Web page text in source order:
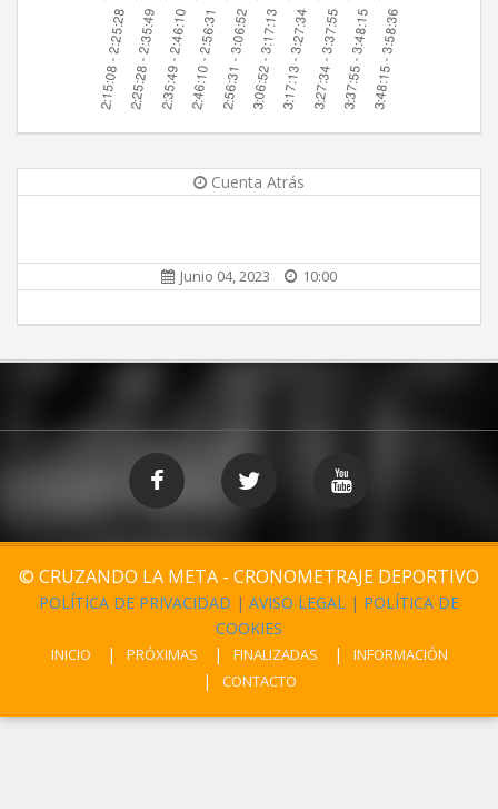
Cuenta Atrás
Junio 04, 2023 10:00
© CRUZANDO LA META - CRONOMETRAJE DEPORTIVO
POLÍTICA DE PRIVACIDAD | AVISO LEGAL | POLÍTICA DE
COOKIES
INICIO PRÓXIMAS FINALIZADAS
INFORMACIÓN
CONTACTO